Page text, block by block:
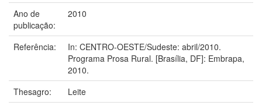
Ano de
publicação:
2010
Referência:
In: CENTRO-OESTE/Sudeste: abril/2010.
Programa Prosa Rural. [Brasília, DF]: Embrapa,
2010.
Thesagro:
Leite